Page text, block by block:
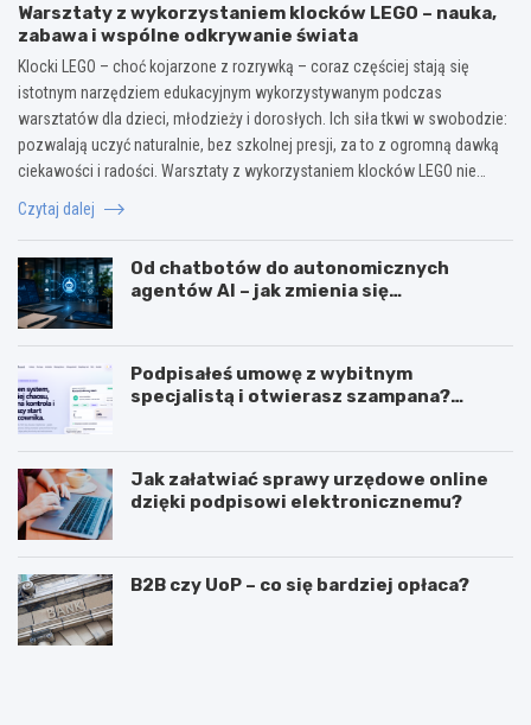
Warsztaty z wykorzystaniem klocków LEGO – nauka,
zabawa i wspólne odkrywanie świata
Klocki LEGO – choć kojarzone z rozrywką – coraz częściej stają się
istotnym narzędziem edukacyjnym wykorzystywanym podczas
warsztatów dla dzieci, młodzieży i dorosłych. Ich siła tkwi w swobodzie:
pozwalają uczyć naturalnie, bez szkolnej presji, za to z ogromną dawką
ciekawości i radości. Warsztaty z wykorzystaniem klocków LEGO nie…
Czytaj dalej
Od chatbotów do autonomicznych
agentów AI – jak zmienia się
Podpisałeś umowę z wybitnym
specjalistą i otwierasz szampana?
Jak załatwiać sprawy urzędowe online
dzięki podpisowi elektronicznemu?
B2B czy UoP – co się bardziej opłaca?
J
J